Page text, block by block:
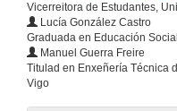
Vicerreitora de Estudantes,
Lucía González Castro
Graduada en Educación
Manuel Guerra Freire
Titulad en Enxeñería Técnica
Vigo